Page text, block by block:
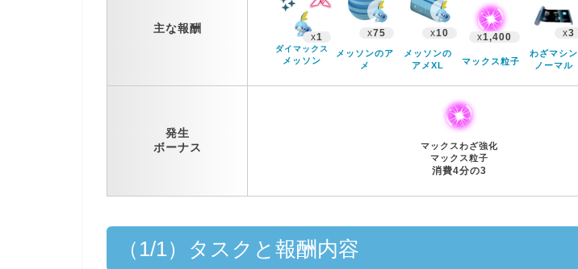
主な報酬
x1
ダイマックス
メッソン
x75
メッソンのア
メ
x10
メッソンの
アメXL
x1,400
マックス粒子
x3
わざマシン
ノーマル
発生
ボーナス
マックスわざ強化
マックス粒子
消費4分の3
（1/1）タスクと報酬内容